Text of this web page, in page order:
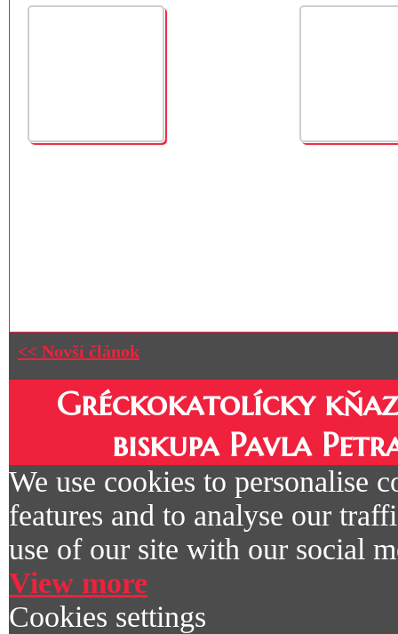
<< Novší článok
Gréckokatolícky
biskupa Pavla
We use cookies to personalise
features and to analyse our
use of our site with our social
View more
Cookies settings